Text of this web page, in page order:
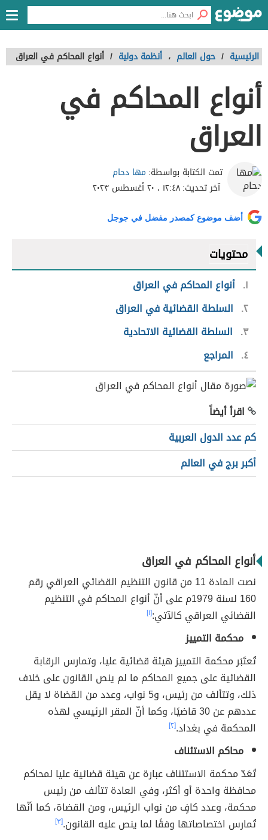
الرئيسية / حول العالم ، أنظمة دولية / أنواع المحاكم في العراق
أنواع المحاكم في
العراق
تمت الكتابة بواسطة: مها دحام
آخر تحديث:١٢:٤٨ ، ٢٠ أغسطس ٢٠٢٣
أضف موضوع كمصدر مفضل في جوجل
محتويات
١ أنواع المحاكم في العراق
٢ السلطة القضائية في العراق
٣
السلطة القضائية الاتحادية
٤
المراجع
اقرأ أيضاً
كم عدد الدول العربية
أكبر برج في العالم
أنواع المحاكم في العراق
نصت المادة 11 من قانون التنظيم القضائي العراقي رقم
160 لسنة 1979م على أنّ أنواع المحاكم في التنظيم
القضائي العراقي كالآتي:[١]
محكمة التمييز
تُعتَبَر محكمة التمييز هيئة قضائية عليا، وتمارس الرقابة
القضائية على جميع المحاكم ما لم ينص القانون على خلاف
ذلك، وتتألف من رئيس، و5 نواب، وعدد من القضاة لا يقل
عددهم عن 30 قاضيًا، وكما أنّ المقر الرئيسي لهذه
المحكمة في بغداد.[٢]
محاكم الاستئناف
تُعَدّ محكمة الاستئناف عبارة عن هيئة قضائية عليا لمحاكم
محافظة واحدة أو أكثر، وفي العادة تتألف من رئيس
محكمة، وعدد كافٍ من نواب الرئيس، ومن القضاة، كما أنّها
تُمارس اختصاصاتها وفقًا لما ينص عليه القانون.[٣]